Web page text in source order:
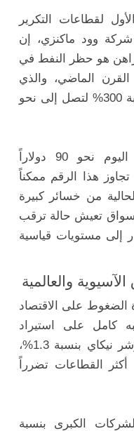
لقطاعات التكرير
وود ماكنزي، إن
هو حظر النفط في
الماضي، والذي
أدى إلى ارتفاع أسعار النفط بنسبة 300% لتصل إلى نحو
وأضاف: «هذا المستوى يعادل اليوم نحو 90 دولاراً
عام 2026، ويبدو تجاوز هذا الرقم ممكناً
من خسائر كبيرة
تعيش حالة ترقب
إلى مستويات قياسية
والعالمية
الضغوط على الاقتصاد
كامل على استيراد
الطاقة، ما انعكس في تراجع مؤشر نيكاي بنسبة 1.3%،
القطاعات تضرراً
الكبرى بنسبة